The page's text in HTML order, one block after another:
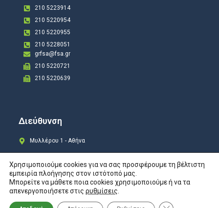
210 5223914
210 5220954
210 5220955
210 5228051
grfsa@fsa.gr
210 5220721
210 5220639
Διεύθυνση
Μυλλέρου 1 - Αθήνα
Copyright © 2024 All rights Reserved. Design byCOSMOTE New Site4U
Προστασία Προσωπικών Δεδομένων
Χρησιμοποιούμε cookies για να σας προσφέρουμε τη βέλτιστη
εμπειρία πλοήγησης στον ιστότοπό μας.
Μπορείτε να μάθετε ποια cookies χρησιμοποιούμε ή να τα
απενεργοποιήσετε στις ρυθμίσεις